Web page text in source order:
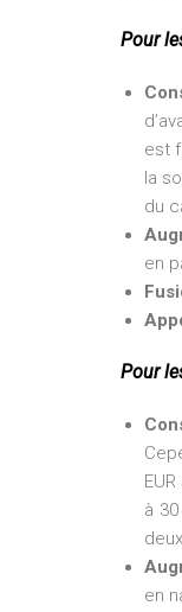
Pour
est
la
du
en
Pour
à
en